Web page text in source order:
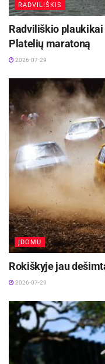
Jeroenas yra
lenktynininkų
komandai – geras
Į lenktynes atvyko
Michaelis
Pasiūliau jam būti
vairo ir dar kartą
važiuos „Renault
šeima turime
Grįžkime prie
tuo pačiu
sudėtimi. Kaip
įtakosJeroenas?
Mūsų komanda –
gera, visą laiką
Visi trys „General
Pitlane“
titulais.Jūs
lenktynėse,
RADVILIŠKIS
Radviliškio
Platelių maratoną
2026-07-29
ĮDOMU
Rokiškyje jau
2026-07-29